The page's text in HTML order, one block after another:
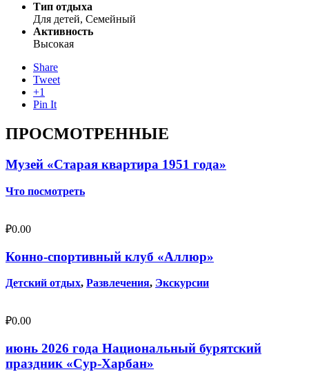
Тип отдыха
Для детей, Семейный
Активность
Высокая
Share
Tweet
+1
Pin It
ПРОСМОТРЕННЫЕ
Музей «Старая квартира 1951 года»
Что посмотреть
₽0.00
Конно-спортивный клуб «Аллюр»
Детский отдых, Развлечения, Экскурсии
₽0.00
июнь 2026 года Национальный бурятский
праздник «Сур-Харбан»